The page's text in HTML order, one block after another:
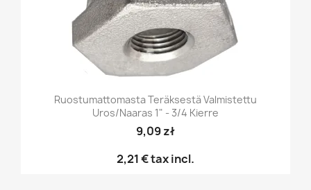
Ruostumattomasta Teräksestä Valmistettu
Uros/naaras 1" - 3/4 Kierre
9,09 zł
2,21 €tax incl.